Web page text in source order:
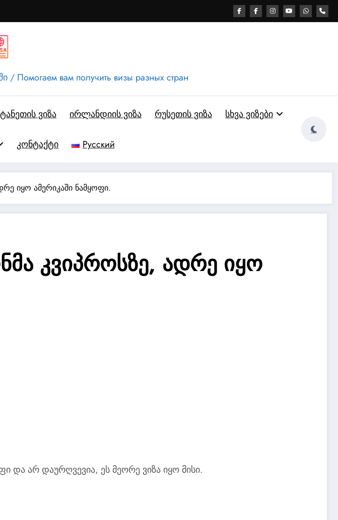
/ Помогаем вам получить визы разных стран
ვიზა ირლანდიის ვიზა რუსეთის ვიზა სხვა ვიზები
კონტაქტი Русский
იყო ამერიკაში ნამყოფი.
კვიპროსზე, ადრე იყო
და არ დაურღვევია, ეს მეორე ვიზა იყო მისი.